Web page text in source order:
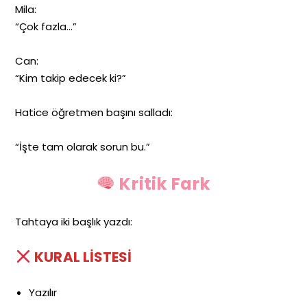
Mila:
“Çok fazla…”
Can:
“Kim takip edecek ki?”
Hatice öğretmen başını salladı:
“İşte tam olarak sorun bu.”
Kritik Fark
Tahtaya iki başlık yazdı:
KURAL LİSTESİ
Yazılır